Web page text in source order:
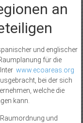
an
und englischer
für die
www.ecoareas.org
bei der sich
welche die
kann.
und